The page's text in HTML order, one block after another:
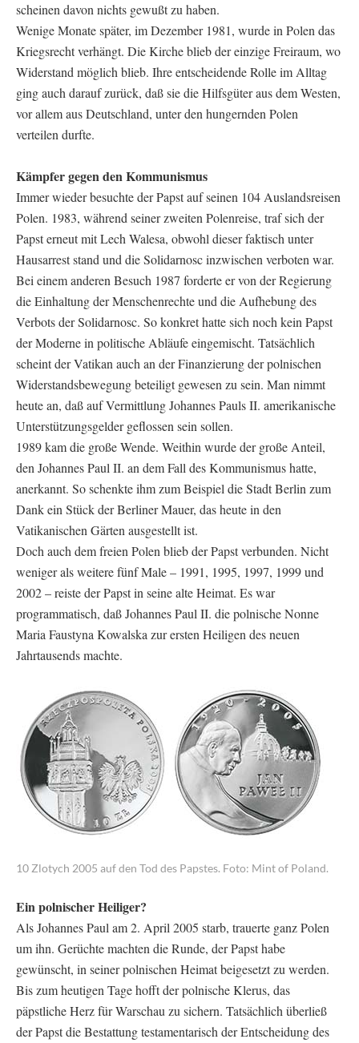
scheinen davon nichts gewußt zu haben.
Wenige Monate später, im Dezember 1981, wurde in Polen das
Kriegsrecht verhängt. Die Kirche blieb der einzige Freiraum, wo
Widerstand möglich blieb. Ihre entscheidende Rolle im Alltag
ging auch darauf zurück, daß sie die Hilfsgüter aus dem Westen,
vor allem aus Deutschland, unter den hungernden Polen
verteilen durfte.
Kämpfer gegen den Kommunismus
Immer wieder besuchte der Papst auf seinen 104 Auslandsreisen
Polen. 1983, während seiner zweiten Polenreise, traf sich der
Papst erneut mit Lech Walesa, obwohl dieser faktisch unter
Hausarrest stand und die Solidarnosc inzwischen verboten war.
Bei einem anderen Besuch 1987 forderte er von der Regierung
die Einhaltung der Menschenrechte und die Aufhebung des
Verbots der Solidarnosc. So konkret hatte sich noch kein Papst
der Moderne in politische Abläufe eingemischt. Tatsächlich
scheint der Vatikan auch an der Finanzierung der polnischen
Widerstandsbewegung beteiligt gewesen zu sein. Man nimmt
heute an, daß auf Vermittlung Johannes Pauls II. amerikanische
Unterstützungsgelder geflossen sein sollen.
1989 kam die große Wende. Weithin wurde der große Anteil,
den Johannes Paul II. an dem Fall des Kommunismus hatte,
anerkannt. So schenkte ihm zum Beispiel die Stadt Berlin zum
Dank ein Stück der Berliner Mauer, das heute in den
Vatikanischen Gärten ausgestellt ist.
Doch auch dem freien Polen blieb der Papst verbunden. Nicht
weniger als weitere fünf Male – 1991, 1995, 1997, 1999 und
2002 – reiste der Papst in seine alte Heimat. Es war
programmatisch, daß Johannes Paul II. die polnische Nonne
Maria Faustyna Kowalska zur ersten Heiligen des neuen
Jahrtausends machte.
10 Zlotych 2005 auf den Tod des Papstes. Foto: Mint of Poland.
Ein polnischer Heiliger?
Als Johannes Paul am 2. April 2005 starb, trauerte ganz Polen
um ihn. Gerüchte machten die Runde, der Papst habe
gewünscht, in seiner polnischen Heimat beigesetzt zu werden.
Bis zum heutigen Tage hofft der polnische Klerus, das
päpstliche Herz für Warschau zu sichern. Tatsächlich überließ
der Papst die Bestattung testamentarisch der Entscheidung des